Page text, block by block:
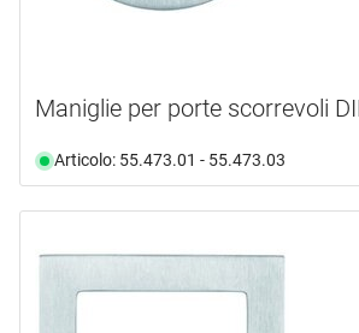
Maniglie per porte scorrevoli
Articolo: 55.473.01 - 55.473.03